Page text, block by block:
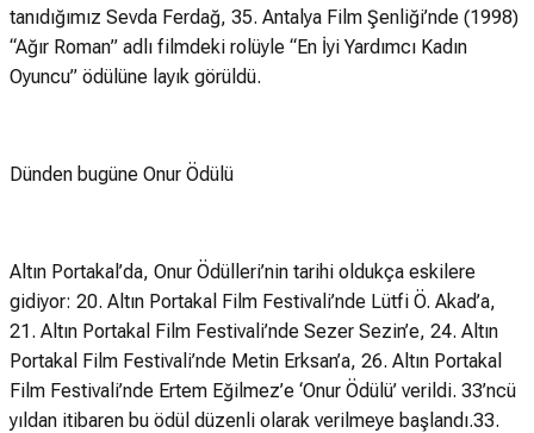
tanıdığımız Sevda Ferdağ, 35. Antalya Film Şenliği’nde (1998)
“Ağır Roman” adlı filmdeki rolüyle “En İyi Yardımcı Kadın
Oyuncu” ödülüne layık görüldü.
Dünden bugüne Onur Ödülü
Altın Portakal’da, Onur Ödülleri’nin tarihi oldukça eskilere
gidiyor: 20. Altın Portakal Film Festivali’nde Lütfi Ö. Akad’a,
21. Altın Portakal Film Festivali’nde Sezer Sezin’e, 24. Altın
Portakal Film Festivali’nde Metin Erksan’a, 26. Altın Portakal
Film Festivali’nde Ertem Eğilmez’e ‘Onur Ödülü’ verildi. 33’ncü
yıldan itibaren bu ödül düzenli olarak verilmeye başlandı.33.